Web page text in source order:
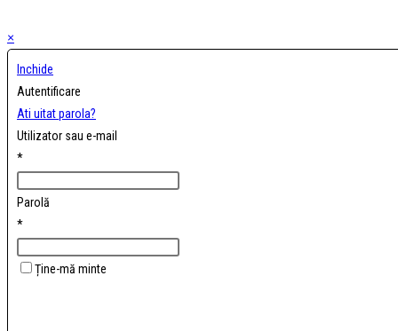
×
Inchide
Autentificare
Ati uitat parola?
Utilizator sau e-mail
*
Parolă
*
Ține-mă minte